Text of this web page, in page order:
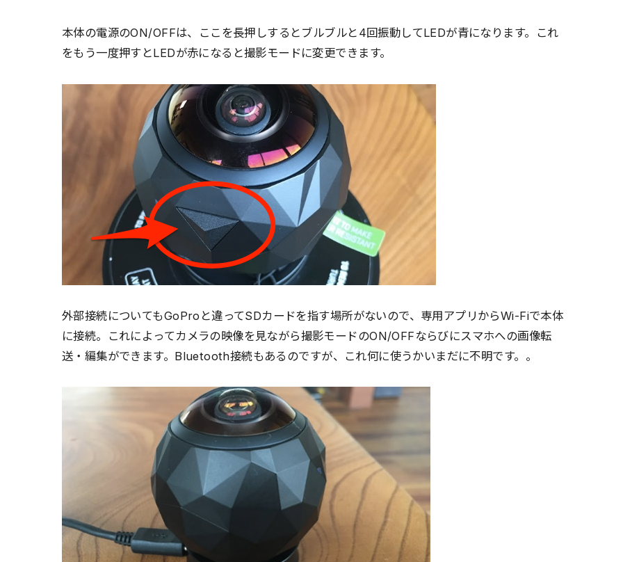
本体の電源のON/OFFは、ここを長押しするとブルブルと4回振動してLEDが青になります。これ
をもう一度押すとLEDが赤になると撮影モードに変更できます。
外部接続についてもGoProと違ってSDカードを指す場所がないので、専用アプリからWi-Fiで本体
に接続。これによってカメラの映像を見ながら撮影モードのON/OFFならびにスマホへの画像転
送・編集ができます。Bluetooth接続もあるのですが、これ何に使うかいまだに不明です。。